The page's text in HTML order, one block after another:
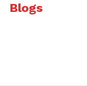
Blogs